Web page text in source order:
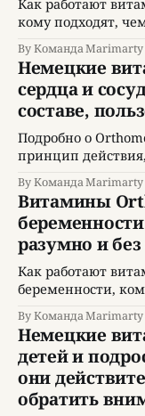
Как работают
кому подходят,
как выбрать
By Команда Marimarty
Немецкие
сердца и
составе,
Подробно о
принцип
применения и
By Команда Marimarty
Витамины
разумно и
Как работают
беременности,
как принимать
By Команда Marimarty
Немецкие
детей и
они
обратить